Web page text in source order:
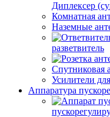
Диплексер
Комнатная
Наземные
разветвитель
Спутниковая
Усилители
Аппаратура